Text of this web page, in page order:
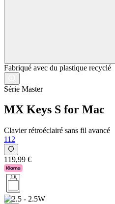
Fabriqué avec du plastique recyclé
Série Master
MX Keys S for Mac
Clavier rétroéclairé sans fil avancé
112
119,99 €